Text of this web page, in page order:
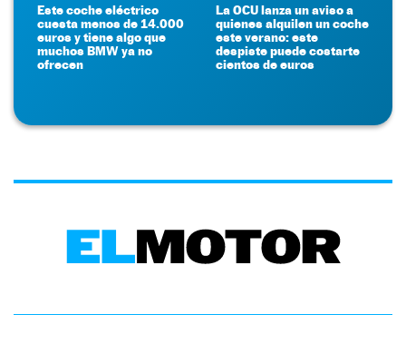
Este coche eléctrico
cuesta menos de 14.000
euros y tiene algo que
muchos BMW ya no
ofrecen
La OCU lanza un aviso a
quienes alquilen un coche
este verano: este
despiste puede costarte
cientos de euros